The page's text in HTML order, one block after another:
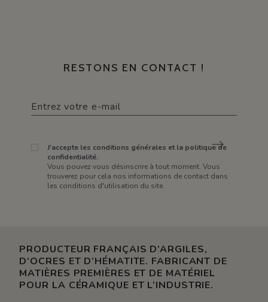
RESTONS EN CONTACT !
J'accepte les conditions générales et la politique de
confidentialité.
Vous pouvez vous désinscrire à tout moment. Vous
trouverez pour cela nos informations de contact dans
les conditions d'utilisation du site.
PRODUCTEUR FRANÇAIS D’ARGILES,
D’OCRES ET D’HÉMATITE. FABRICANT DE
MATIÈRES PREMIÈRES ET DE MATÉRIEL
POUR LA CÉRAMIQUE ET L’INDUSTRIE.